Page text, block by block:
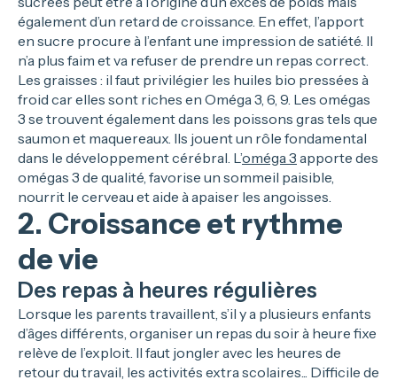
également d’un retard de croissance. En effet, l’apport
en sucre procure à l’enfant une impression de satiété. Il
n’a plus faim et va refuser de prendre un repas correct.
Les graisses : il faut privilégier les huiles bio pressées à
froid car elles sont riches en Oméga 3, 6, 9. Les omégas
3 se trouvent également dans les poissons gras tels que
saumon et maquereaux. Ils jouent un rôle fondamental
dans le développement cérébral. L’oméga 3 apporte des
omégas 3 de qualité, favorise un sommeil paisible,
nourrit le cerveau et aide à apaiser les angoisses.
2. Croissance et rythme
de vie
Des repas à heures régulières
Lorsque les parents travaillent, s’il y a plusieurs enfants
d’âges différents, organiser un repas du soir à heure fixe
relève de l’exploit. Il faut jongler avec les heures de
retour du travail, les activités extra scolaires... Difficile de